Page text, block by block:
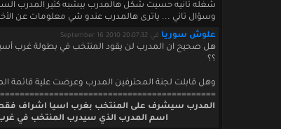
شغله تانيه حسيت شكل هالمدرب بيشبه كتير المدرب
وسؤال تاني ... ياترى هالمدرب عندو شي معلومات عن
علوش سوريا في September 16 2010 20:07:32
هل صحيح ان المدرب لن يقود المنتخب في بطولة غرب أسيا
؟؟
وهل قابلت لجنة المحترفين المدرب وعرضت علية قائمة
المدرب سيشرف على المنتخب بغرب اسيا اشراف فقط
اسم المدرب الذي سيدرب المنتخب في